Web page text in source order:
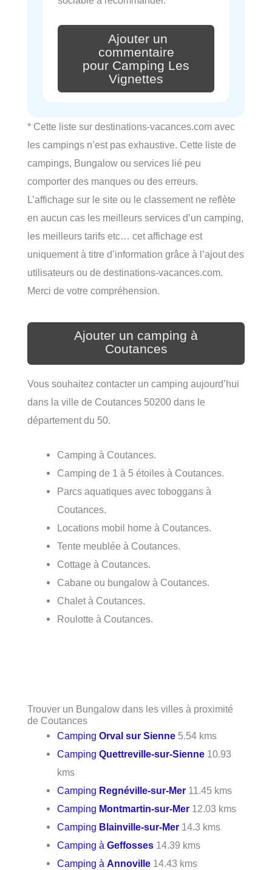
Ajouter un
commentaire
pour Camping Les
Vignettes
* Cette liste sur destinations-vacances.com avec
les campings n’est pas exhaustive. Cette liste de
campings, Bungalow ou services lié peu
comporter des manques ou des erreurs.
L’affichage sur le site ou le classement ne reflète
en aucun cas les meilleurs services d’un camping,
les meilleurs tarifs etc… cet affichage est
uniquement à titre d’information grâce à l’ajout des
utilisateurs ou de destinations-vacances.com.
Merci de votre compréhension.
Ajouter un camping à
Coutances
Vous souhaitez contacter un camping aujourd’hui
dans la ville de Coutances 50200 dans le
département du 50.
Camping à Coutances.
Camping de 1 à 5 étoiles à Coutances.
Parcs aquatiques avec toboggans à
Coutances.
Locations mobil home à Coutances.
Tente meublée à Coutances.
Cottage à Coutances.
Cabane ou bungalow à Coutances.
Chalet à Coutances.
Roulotte à Coutances.
Trouver un Bungalow dans les villes à proximité
de Coutances
CampingOrval sur Sienne 5.54 kms
CampingQuettreville-sur-Sienne 10.93
kms
Camping Regnéville-sur-Mer 11.45 kms
Camping Montmartin-sur-Mer 12.03 kms
Camping Blainville-sur-Mer 14.3 kms
Camping àGeffosses 14.39 kms
Camping àAnnoville 14.43 kms